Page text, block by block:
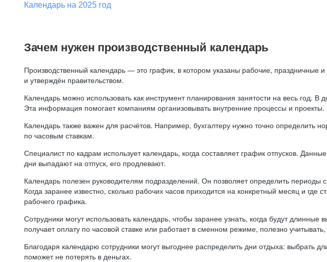
Календарь на 2025 год
Зачем нужен производственный календарь
Производственный календарь — это график, в котором указаны рабочие, праздничные
и утверждён правительством.
Календарь можно использовать как инструмент планирования занятости на весь
Эта информация помогает компаниям организовывать внутренние процессы и проекты.
Календарь также важен для расчётов. Например, бухгалтеру нужно точно определить
по часовым ставкам.
Специалист по кадрам использует календарь, когда составляет график отпусков.
дни выпадают на отпуск, его продлевают.
Календарь полезен руководителям подразделений. Он позволяет определить
Когда заранее известно, сколько рабочих часов приходится на конкретный месяц и
рабочего графика.
Сотрудники могут использовать календарь, чтобы заранее узнать, когда будут
получает оплату по часовой ставке или работает в сменном режиме, полезно
Благодаря календарю сотрудники могут выгоднее распределить дни отдыха:
поможет не потерять в деньгах.